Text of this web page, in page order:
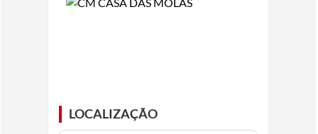
LOCALIZAÇÃO